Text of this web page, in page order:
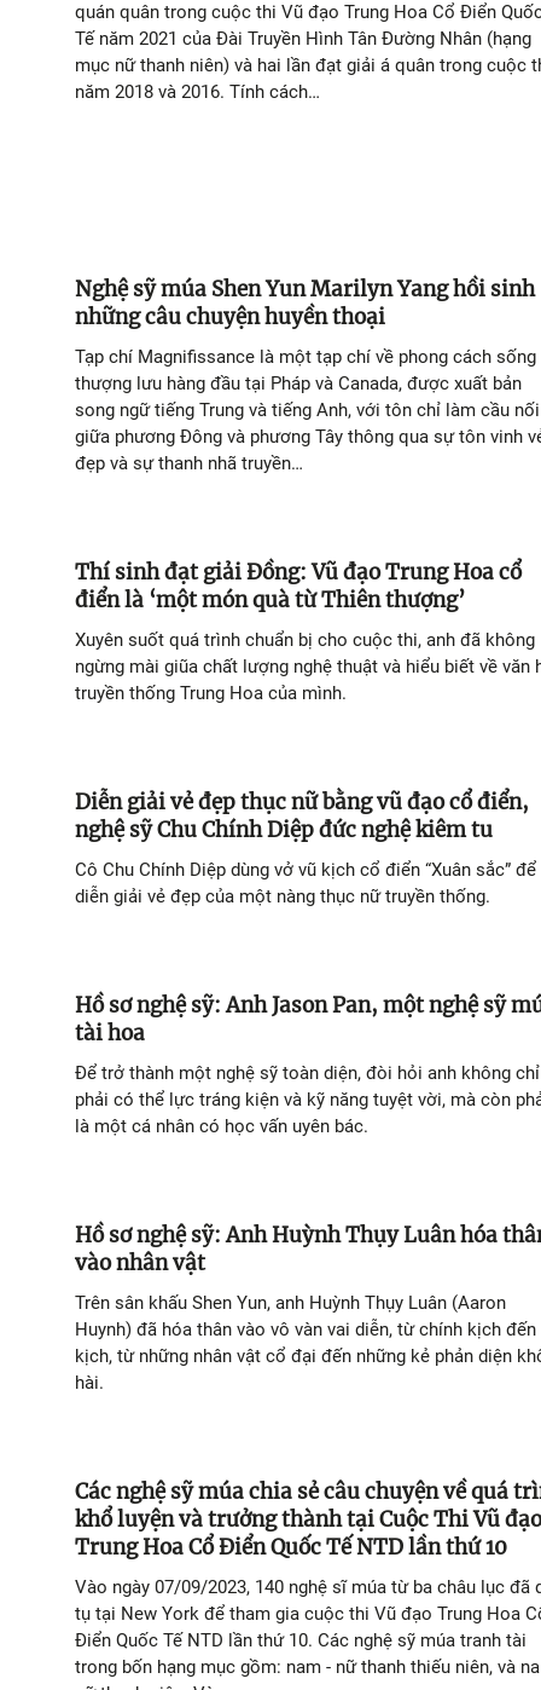
quán quân trong cuộc thi Vũ đạo Trung Hoa Cổ Điển
Tế năm 2021 của Đài Truyền Hình Tân Đường Nhân (hạng
mục nữ thanh niên) và hai lần đạt giải á quân trong cuộc
năm 2018 và 2016. Tính cách…
Nghệ sỹ múa Shen Yun Marilyn Yang hồi sinh
những câu chuyện huyền thoại
Tạp chí Magnifissance là một tạp chí về phong cách sống
thượng lưu hàng đầu tại Pháp và Canada, được xuất bản
song ngữ tiếng Trung và tiếng Anh, với tôn chỉ làm cầu nối
giữa phương Đông và phương Tây thông qua sự tôn vinh
đẹp và sự thanh nhã truyền…
Thí sinh đạt giải Đồng: Vũ đạo Trung Hoa cổ
điển là ‘một món quà từ Thiên thượng’
Xuyên suốt quá trình chuẩn bị cho cuộc thi, anh đã không
ngừng mài giũa chất lượng nghệ thuật và hiểu biết về văn
truyền thống Trung Hoa của mình.
Diễn giải vẻ đẹp thục nữ bằng vũ đạo cổ điển,
nghệ sỹ Chu Chính Diệp đức nghệ kiêm tu
Cô Chu Chính Diệp dùng vở vũ kịch cổ điển “Xuân sắc” để
diễn giải vẻ đẹp của một nàng thục nữ truyền thống.
Hồ sơ nghệ sỹ: Anh Jason Pan, một nghệ sỹ
tài hoa
Để trở thành một nghệ sỹ toàn diện, đòi hỏi anh không chỉ
phải có thể lực tráng kiện và kỹ năng tuyệt vời, mà còn
là một cá nhân có học vấn uyên bác.
Hồ sơ nghệ sỹ: Anh Huỳnh Thụy Luân hóa
vào nhân vật
Trên sân khấu Shen Yun, anh Huỳnh Thụy Luân (Aaron
Huynh) đã hóa thân vào vô vàn vai diễn, từ chính kịch đến
kịch, từ những nhân vật cổ đại đến những kẻ phản diện
hài.
Các nghệ sỹ múa chia sẻ câu chuyện về quá
khổ luyện và trưởng thành tại Cuộc Thi Vũ đạo
Trung Hoa Cổ Điển Quốc Tế NTD lần thứ 10
Vào ngày 07/09/2023, 140 nghệ sĩ múa từ ba châu lục đã
tụ tại New York để tham gia cuộc thi Vũ đạo Trung Hoa
Điển Quốc Tế NTD lần thứ 10. Các nghệ sỹ múa tranh tài
trong bốn hạng mục gồm: nam - nữ thanh thiếu niên, và